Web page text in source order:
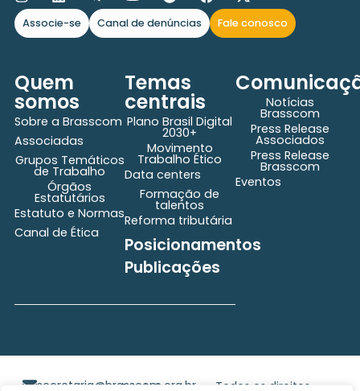
Associe-se Canal de denúncias Fale conosco
Quem
somos
Sobre a Brasscom
Associadas
Grupos Temáticos
de Trabalho
Órgãos
Estatutários
Estatuto e Normas
Canal de Ética
Temas
centrais
Plano Brasil Digital
2030+
Movimento
Trabalho Ético
Data centers
Formação de
talentos
Reforma tributária
Posicionamentos
Publicações
Notícias
Brasscom
Press Release
Associados
Press Release
Brasscom
Eventos
Todos os direitos
secretaria@brasscom.org.br
Estatuto